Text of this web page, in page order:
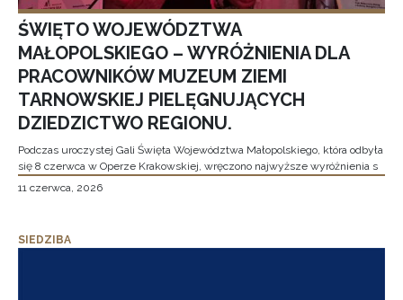
ŚWIĘTO WOJEWÓDZTWA
MAŁOPOLSKIEGO – WYRÓŻNIENIA DLA
PRACOWNIKÓW MUZEUM ZIEMI
TARNOWSKIEJ PIELĘGNUJĄCYCH
DZIEDZICTWO REGIONU.
Podczas uroczystej Gali Święta Województwa Małopolskiego, która odbyła
się 8 czerwca w Operze Krakowskiej, wręczono najwyższe wyróżnienia s
11 czerwca, 2026
SIEDZIBA